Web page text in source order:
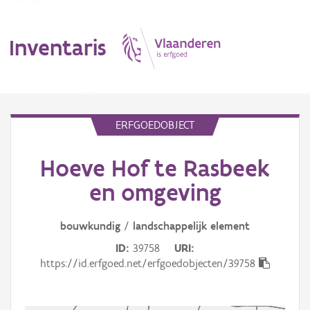
Inventaris
Erfgoedobject
Waarneming
ERFGOEDOBJECT
Hoeve Hof te Rasbeek
en omgeving
bouwkundig / landschappelijk element
ID 39758
URI
https://id.erfgoed.net/erfgoedobjecten/39758